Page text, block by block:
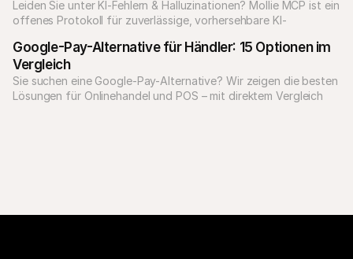
Leiden Sie unter KI-Fehlern & Halluzinationen? Mollie MCP ist ein
offenes Protokoll für zuverlässige, vorhersehbare KI-
Google-Pay-Alternative für Händler: 15 Optionen im
Vergleich
Sie suchen eine Google-Pay-Alternative? Wir zeigen die besten
Lösungen für Onlinehandel und POS – mit direktem Vergleich